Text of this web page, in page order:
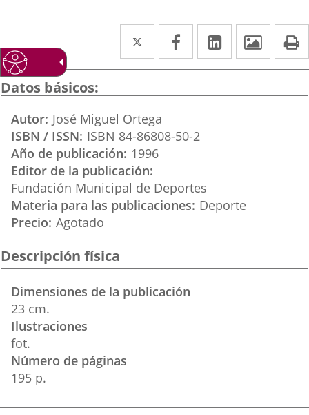
Twitter
Enlace
a
externa.
Facebook
Enlace
a
externa.
LinkedIn
Enlace
a
Datos básicos
Autor José Miguel Ortega
ISBN / ISSN ISBN 84-86808-50-2
Año de publicación 1996
Editor de la publicación
Fundación Municipal de Deportes
Materia para las publicaciones Deporte
Precio Agotado
Descripción física
Dimensiones de la publicación
23 cm.
Ilustraciones
fot.
Número de páginas
195 p.